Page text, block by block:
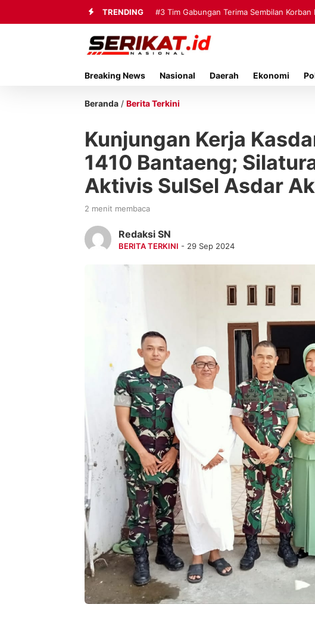
TRENDING #3 Tim Gabungan Terima Sembilan
Breaking News Nasional Daerah Ekonomi
Beranda / Berita Terkini
Kunjungan Kerja
1410 Bantaeng;
Aktivis SulSel Asdar
2 menit membaca
Redaksi SN
BERITA TERKINI - 29 Sep 2024